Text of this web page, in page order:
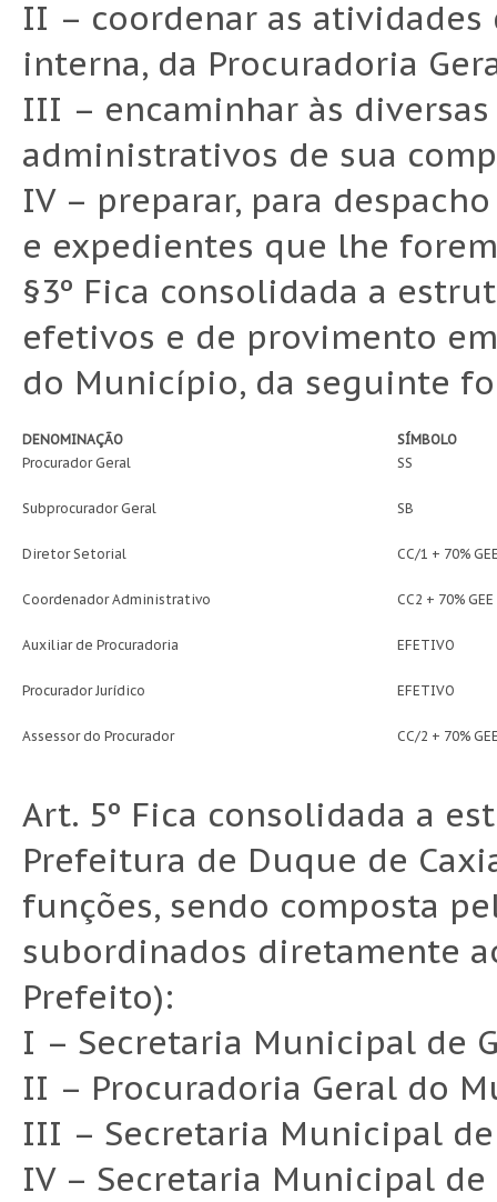
II – coordenar as
interna, da Procuradoria
III – encaminhar às
administrativos de sua
IV – preparar, para
e expedientes que lhe
§3º Fica consolidada a
efetivos e de provimento
do Município, da seguinte
DENOMINAÇÃO
SÍMBOLO
Procurador Geral
Subprocurador Geral
Diretor Setorial
Coordenador Administrativo
Auxiliar de Procuradoria
Procurador Jurídico
Assessor do Procurador
SS
SB
CC/1 + 70%
CC2 + 70% GEE
EFETIVO
EFETIVO
CC/2 + 70%
Art. 5º Fica consolidada a
Prefeitura de Duque de
funções, sendo composta
subordinados diretamente
Prefeito):
I – Secretaria Municipal de
II – Procuradoria Geral do
III – Secretaria Municipal
IV – Secretaria Municipal de